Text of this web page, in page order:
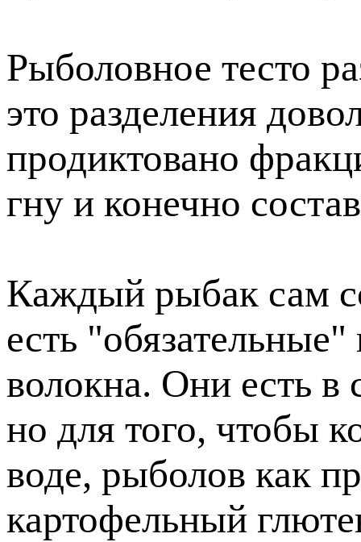
Рыболовное тесто
это разделения
продиктовано
гну и конечно
Каждый рыбак сам
есть
волокна. Они есть в
но для того, чтобы
воде, рыболов как
картофельный